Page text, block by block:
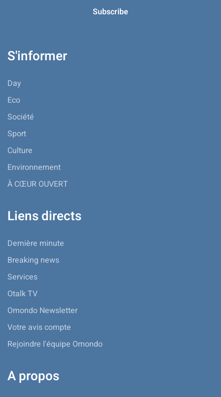
S'informer
Day
Eco
Société
Sport
Culture
Environnement
À CŒUR OUVERT
Liens directs
Dernière minute
Breaking news
Services
Otalk TV
Omondo Newsletter
Votre avis compte
Rejoindre l'équipe Omondo
A propos